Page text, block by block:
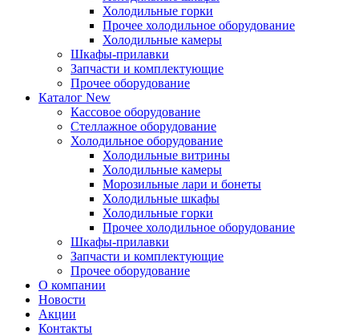
Холодильные горки
Прочее холодильное оборудование
Холодильные камеры
Шкафы-прилавки
Запчасти и комплектующие
Прочее оборудование
Каталог New
Кассовое оборудование
Стеллажное оборудование
Холодильное оборудование
Холодильные витрины
Холодильные камеры
Морозильные лари и бонеты
Холодильные шкафы
Холодильные горки
Прочее холодильное оборудование
Шкафы-прилавки
Запчасти и комплектующие
Прочее оборудование
О компании
Новости
Акции
Контакты